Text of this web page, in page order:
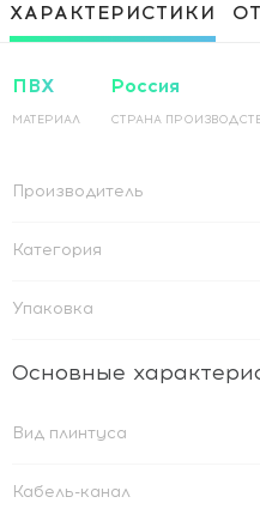
ХАРАКТЕРИСТИКИ
ПВХ
МАТЕРИАЛ
Россия
СТРАНА
Производитель
Категория
Упаковка
Основные
Вид плинтуса
Кабель-канал